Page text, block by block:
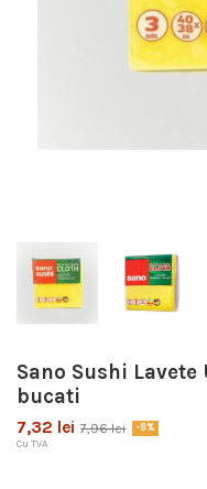
Sano Sushi Lavete
bucati
7,32 lei 7,96 lei -8%
Cu TVA